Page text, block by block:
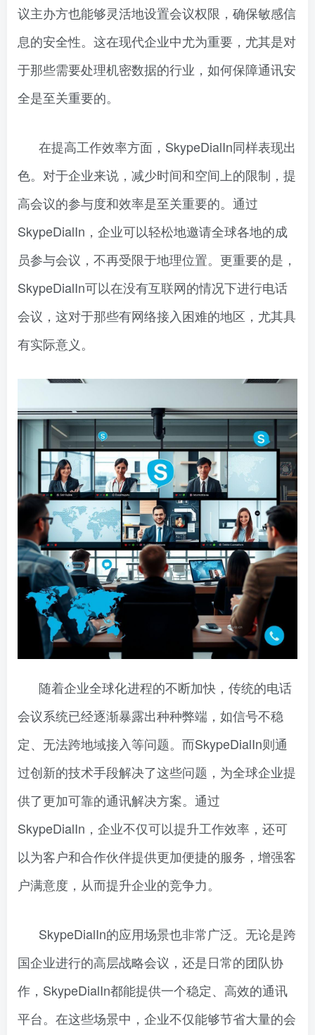
议主办方也能够灵活地设置会议权限，确保敏感信
息的安全性。这在现代企业中尤为重要，尤其是对
于那些需要处理机密数据的行业，如何保障通讯安
全是至关重要的。
在提高工作效率方面，SkypeDialIn同样表现出
色。对于企业来说，减少时间和空间上的限制，提
高会议的参与度和效率是至关重要的。通过
SkypeDialIn，企业可以轻松地邀请全球各地的成
员参与会议，不再受限于地理位置。更重要的是，
SkypeDialIn可以在没有互联网的情况下进行电话
会议，这对于那些有网络接入困难的地区，尤其具
有实际意义。
随着企业全球化进程的不断加快，传统的电话
会议系统已经逐渐暴露出种种弊端，如信号不稳
定、无法跨地域接入等问题。而SkypeDialIn则通
过创新的技术手段解决了这些问题，为全球企业提
供了更加可靠的通讯解决方案。通过
SkypeDialIn，企业不仅可以提升工作效率，还可
以为客户和合作伙伴提供更加便捷的服务，增强客
户满意度，从而提升企业的竞争力。
SkypeDialIn的应用场景也非常广泛。无论是跨
国企业进行的高层战略会议，还是日常的团队协
作，SkypeDialIn都能提供一个稳定、高效的通讯
平台。在这些场景中，企业不仅能够节省大量的会